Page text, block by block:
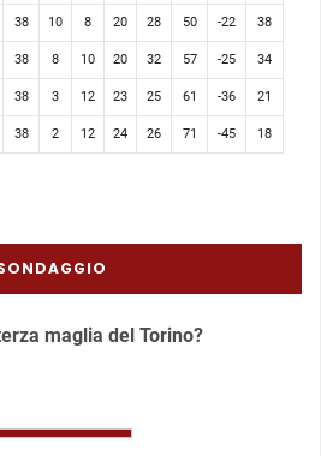
38 10 8 20 28 50 -22 38
38 8 10 20 32 57 -25 34
38 3 12 23 25 61 -36 21
38 2 12 24 26 71 -45 18
maglia del Torino?